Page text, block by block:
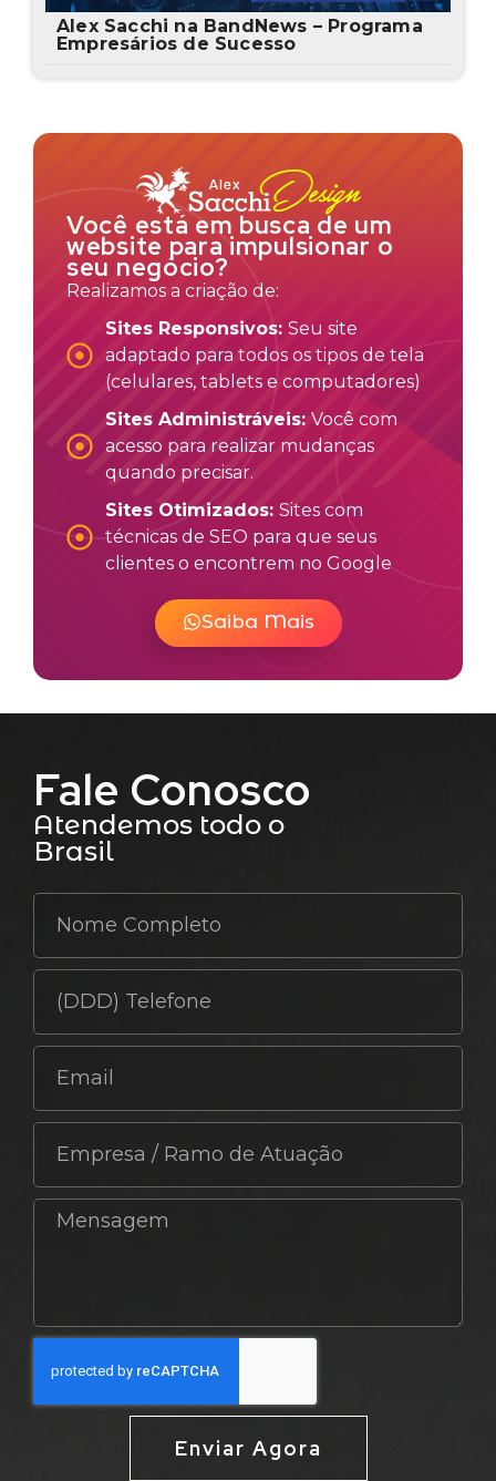
Alex Sacchi na BandNews – Programa
Empresários de Sucesso
Você está em busca de um
website para impulsionar o
seu negócio?
Realizamos a criação de:
Sites Responsivos: Seu site
adaptado para todos os tipos de tela
(celulares, tablets e computadores)
Sites Administráveis: Você com
acesso para realizar mudanças
quando precisar.
Sites Otimizados: Sites com
técnicas de SEO para que seus
clientes o encontrem no Google
Saiba Mais
Fale Conosco
Atendemos todo o
Brasil
Enviar Agora